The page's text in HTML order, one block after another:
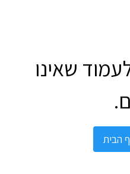
שאינו
הבית